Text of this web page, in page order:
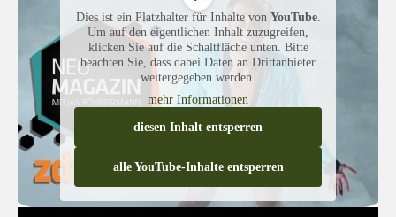
Dies ist ein Platzhalter für Inhalte von YouTube.
Um auf den eigentlichen Inhalt zuzugreifen,
klicken Sie auf die Schaltfläche unten. Bitte
beachten Sie, dass dabei Daten an Drittanbieter
weitergegeben werden.
mehr Informationen
diesen Inhalt entsperren
alle YouTube-Inhalte entsperren